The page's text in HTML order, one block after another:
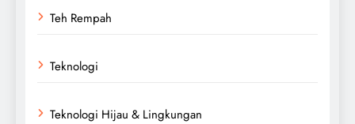
Teh Rempah
Teknologi
Teknologi Hijau & Lingkungan